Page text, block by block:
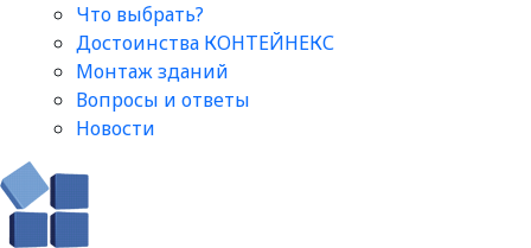
Что выбрать?
Достоинства КОНТЕЙНЕКС
Монтаж зданий
Вопросы и ответы​
Новости